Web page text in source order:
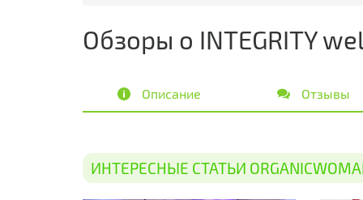
Обзоры о INTEGRITY
Описание Отзывы
ИНТЕРЕСНЫЕ СТАТЬИ